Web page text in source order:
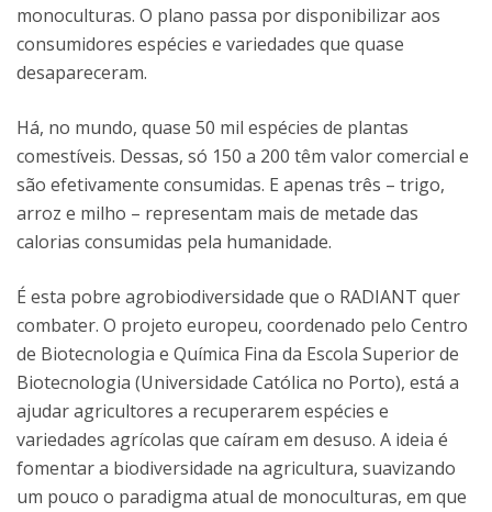
monoculturas. O plano passa por disponibilizar aos
consumidores espécies e variedades que quase
desapareceram.
Há, no mundo, quase 50 mil espécies de plantas
comestíveis. Dessas, só 150 a 200 têm valor comercial e
são efetivamente consumidas. E apenas três – trigo,
arroz e milho – representam mais de metade das
calorias consumidas pela humanidade.
É esta pobre agrobiodiversidade que o RADIANT quer
combater. O projeto europeu, coordenado pelo Centro
de Biotecnologia e Química Fina da Escola Superior de
Biotecnologia (Universidade Católica no Porto), está a
ajudar agricultores a recuperarem espécies e
variedades agrícolas que caíram em desuso. A ideia é
fomentar a biodiversidade na agricultura, suavizando
um pouco o paradigma atual de monoculturas, em que